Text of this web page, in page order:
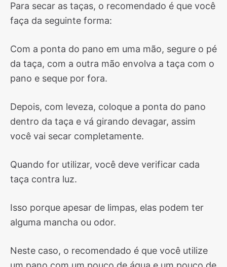
Para secar as taças, o recomendado é que você
faça da seguinte forma:
Com a ponta do pano em uma mão, segure o pé
da taça, com a outra mão envolva a taça com o
pano e seque por fora.
Depois, com leveza, coloque a ponta do pano
dentro da taça e vá girando devagar, assim
você vai secar completamente.
Quando for utilizar, você deve verificar cada
taça contra luz.
Isso porque apesar de limpas, elas podem ter
alguma mancha ou odor.
Neste caso, o recomendado é que você utilize